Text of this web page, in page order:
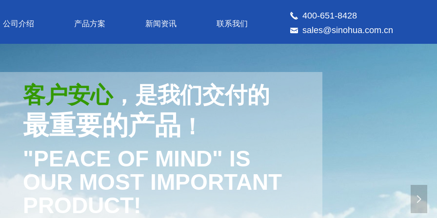
客户安心，是我们交付的
最重要的产品 ！
"PEACE OF MIND" IS
OUR MOST IMPORTANT
PRODUCT!
넲
公司介绍 产品方案 新闻资讯 联系我们
끅 400-651-8428
낂 sales@sinohua.com.cn